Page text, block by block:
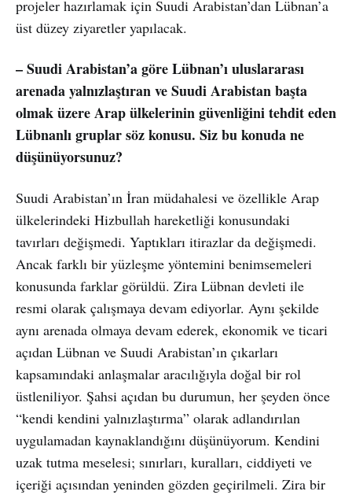
projeler hazırlamak için Suudi Arabistan’dan Lübnan’a
üst düzey ziyaretler yapılacak.
– Suudi Arabistan’a göre Lübnan’ı uluslararası
arenada yalnızlaştıran ve Suudi Arabistan başta
olmak üzere Arap ülkelerinin güvenliğini tehdit eden
Lübnanlı gruplar söz konusu. Siz bu konuda ne
düşünüyorsunuz?
Suudi Arabistan’ın İran müdahalesi ve özellikle Arap
ülkelerindeki Hizbullah hareketliği konusundaki
tavırları değişmedi. Yaptıkları itirazlar da değişmedi.
Ancak farklı bir yüzleşme yöntemini benimsemeleri
konusunda farklar görüldü. Zira Lübnan devleti ile
resmi olarak çalışmaya devam ediyorlar. Aynı şekilde
aynı arenada olmaya devam ederek, ekonomik ve ticari
açıdan Lübnan ve Suudi Arabistan’ın çıkarları
kapsamındaki anlaşmalar aracılığıyla doğal bir rol
üstleniliyor. Şahsi açıdan bu durumun, her şeyden önce
“kendi kendini yalnızlaştırma” olarak adlandırılan
uygulamadan kaynaklandığını düşünüyorum. Kendini
uzak tutma meselesi; sınırları, kuralları, ciddiyeti ve
içeriği açısından yeninden gözden geçirilmeli. Zira bir